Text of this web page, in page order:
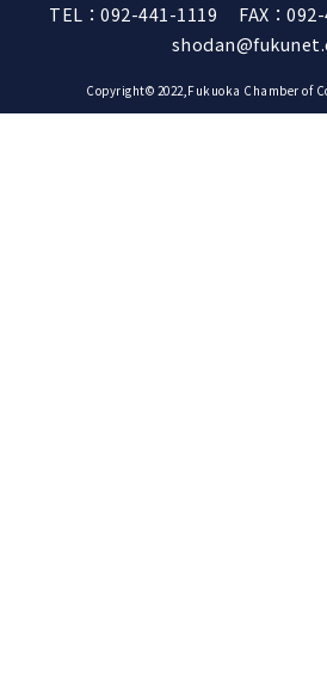
TEL：092-441-1119 FAX：
Copyright© 2022,Fukuoka Chamber of